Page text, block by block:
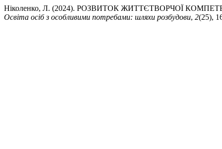
Ніколенко, Л. (2024). РОЗВИТОК ЖИТТЄТВОРЧОЇ
Освіта осіб з особливими потребами: шляхи розбудови, 2(25),